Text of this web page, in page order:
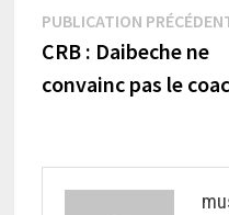
Navigation
de
l’article
PUBLICATION
CRB : Daibeche ne
convainc pas le